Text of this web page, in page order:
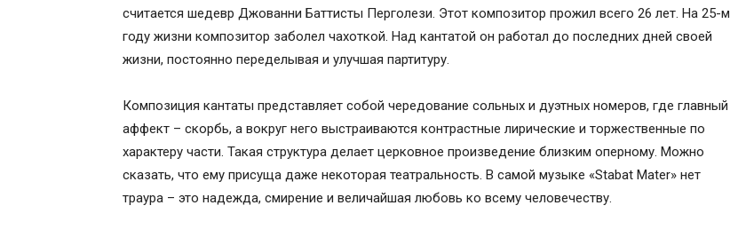
считается шедевр Джованни Баттисты Перголези. Этот композитор прожил всего 26 лет. На 25-м
году жизни композитор заболел чахоткой. Над кантатой он работал до последних дней своей
жизни, постоянно переделывая и улучшая партитуру.
Композиция кантаты представляет собой чередование сольных и дуэтных номеров, где главный
аффект – скорбь, а вокруг него выстраиваются контрастные лирические и торжественные по
характеру части. Такая структура делает церковное произведение близким оперному. Можно
сказать, что ему присуща даже некоторая театральность. В самой музыке «Stabat Mater» нет
траура – это надежда, смирение и величайшая любовь ко всему человечеству.